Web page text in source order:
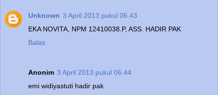
Unknown 3 April 2013 pukul 06.43
EKA NOVITA, NPM 12410038.P, ASS. HADIR PAK
Balas
Anonim 3 April 2013 pukul 06.44
emi widiyastuti hadir pak